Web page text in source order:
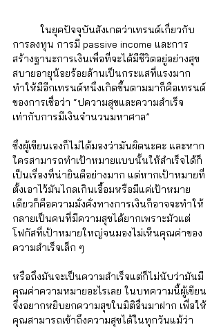
การลงทุน การมี passive income และการ
สร้างฐานะการเงินเพื่อที่จะได้มีชีวิตอยู่อย่างสุข
สบายอายุน้อยร้อยล้านเป็นกระแสที่แรงมาก
ทำให้มีอีกเทรนด์หนึ่งเกิดขึ้นตามมาก็คือเทรนด์
ของการเชื่อว่า “ปความสุขและความสำเร็จ
เท่ากับการมีเงินจำนวนมหาศาล”
ซึ่งผู้เขียนเองก็ไม่ได้มองว่ามันผิดนะคะ และหาก
ใครสามารถทำเป้าหมายแบบนั้นให้สำเร็จได้ก็
เป็นเรื่องที่น่ายินดีอย่างมาก แต่หากเป้าหมายที่
ตั้งเอาไว้มันไกลเกินเอื้อมหรือมีแค่เป้าหมาย
เดียวก็คือความมั่งคั่งทางการเงินก็อาจจะทำให้
กลายเป็นคนที่มีความสุขได้ยากเพราะมัวแต่
โฟกัสที่เป้าหมายใหญ่จนมองไม่เห็นคุณค่าของ
ความสำเร็จเล็ก ๆ
หรือถึงมันจะเป็นความสำเร็จแต่ก็ไม่นับว่ามันมี
คุณค่าความหมายอะไรเลย ในบทความนี้ผู้เขียน
จึงอยากหยิบยกความสุขในมิติอื่นมาฝาก เพื่อให้
คุณสามารถเข้าถึงความสุขได้ในทุกวันแม้ว่า